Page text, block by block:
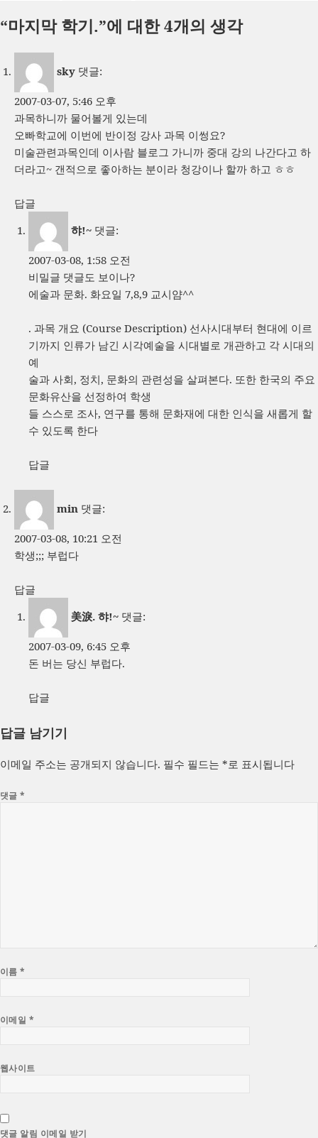
일
이
고
“마지막 학기.”에 대한 4개의 생각
sky 댓글:
2007-03-07, 5:46 오후
과목하니까 물어볼게 있는데
오빠학교에 이번에 반이정 강사 과목 이썽요?
미술관련과목인데 이사람 블로그 가니까 중대 강의 나간다고 하
더라고~ 갠적으로 좋아하는 분이라 청강이나 할까 하고 ㅎㅎ
답글
햐!~ 댓글:
2007-03-08, 1:58 오전
비밀글 댓글도 보이나?
에술과 문화. 화요일 7,8,9 교시얌^^
. 과목 개요 (Course Description) 선사시대부터 현대에 이르
기까지 인류가 남긴 시각예술을 시대별로 개관하고 각 시대의
예
술과 사회, 정치, 문화의 관련성을 살펴본다. 또한 한국의 주요
문화유산을 선정하여 학생
들 스스로 조사, 연구를 통해 문화재에 대한 인식을 새롭게 할
수 있도록 한다
답글
min 댓글:
2007-03-08, 10:21 오전
학생;;; 부럽다
답글
美淚. 햐!~ 댓글:
2007-03-09, 6:45 오후
돈 버는 당신 부럽다.
답글
답글 남기기
이메일 주소는 공개되지 않습니다. 필수 필드는 *로 표시됩니다
댓글*
이름*
이메일 *
웹사이트
댓글 알림 이메일 받기